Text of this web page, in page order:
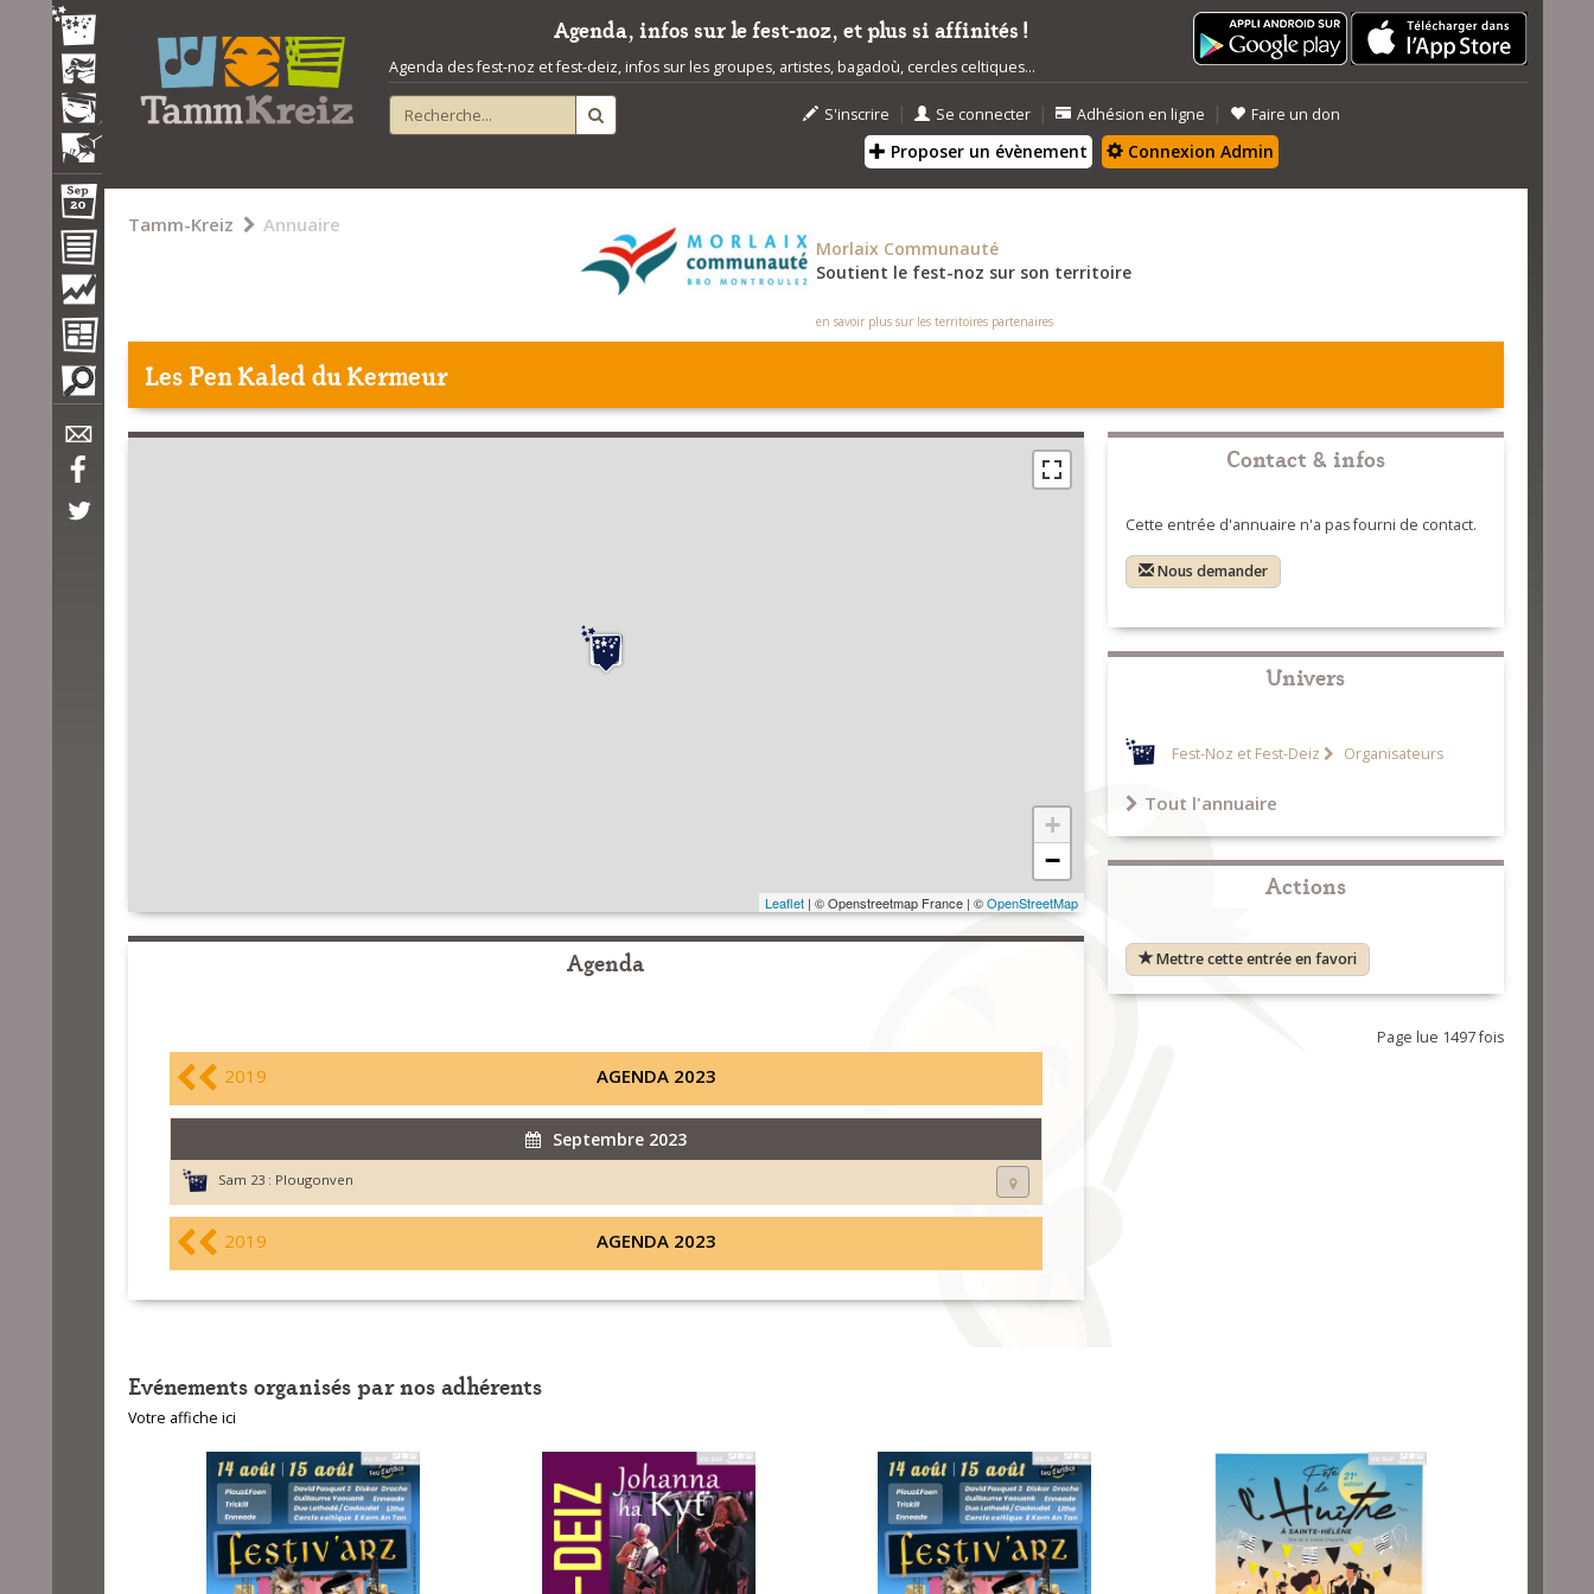
Agenda, infos sur le fest-noz, et plus si affinités !
Agenda des fest-noz et fest-deiz, infos sur les groupes, artistes, bagadoù, cercles celtiques...
S'inscrire | Se connecter | Adhésion en ligne | Faire un don
Proposer un évènement Connexion Admin
Tamm-Kreiz Annuaire
Morlaix Communauté
Soutient le fest-noz sur son territoire
en savoir plus sur les territoires partenaires
Les Pen Kaled du Kermeur
+
−
Leaflet| © Openstreetmap France | ©OpenStreetMap
Agenda
2019 AGENDA 2023
Septembre 2023
Sam 23 : Plougonven
2019 AGENDA 2023
Contact & infos
Cette entrée d'annuaire n'a pas fourni de contact.
Nous demander
Univers
Fest-Noz et Fest-Deiz Organisateurs
Tout l'annuaire
Actions
Mettre cette entrée en favori
Page lue 1497 fois
Evénements organisés par nos adhérents
Votre affiche ici